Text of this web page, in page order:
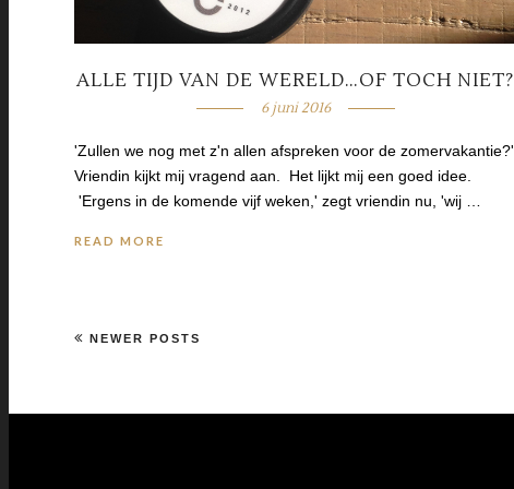
ALLE TIJD VAN DE WERELD…OF TOCH NIET?
6 juni 2016
'Zullen we nog met z'n allen afspreken voor de zomervakantie?'
Vriendin kijkt mij vragend aan. Het lijkt mij een goed idee.
'Ergens in de komende vijf weken,' zegt vriendin nu, 'wij …
READ MORE
NEWER POSTS